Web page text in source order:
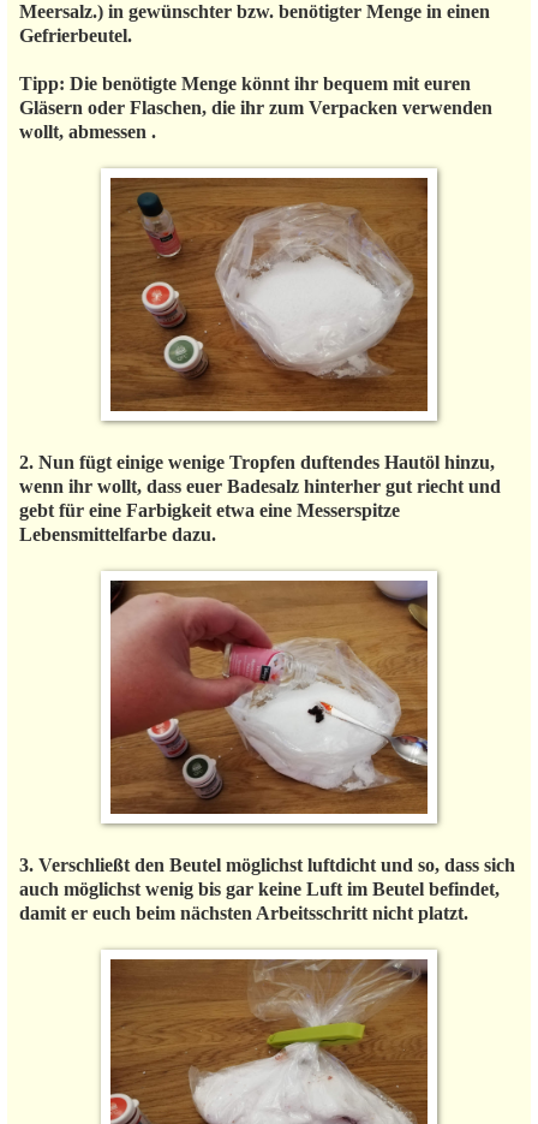
Meersalz.) in gewünschter bzw. benötigter Menge in einen
Gefrierbeutel.
Tipp: Die benötigte Menge könnt ihr bequem mit euren
Gläsern oder Flaschen, die ihr zum Verpacken verwenden
wollt, abmessen .
2. Nun fügt einige wenige Tropfen duftendes Hautöl hinzu,
wenn ihr wollt, dass euer Badesalz hinterher gut riecht und
gebt für eine Farbigkeit etwa eine Messerspitze
Lebensmittelfarbe dazu.
3. Verschließt den Beutel möglichst luftdicht und so, dass sich
auch möglichst wenig bis gar keine Luft im Beutel befindet,
damit er euch beim nächsten Arbeitsschritt nicht platzt.